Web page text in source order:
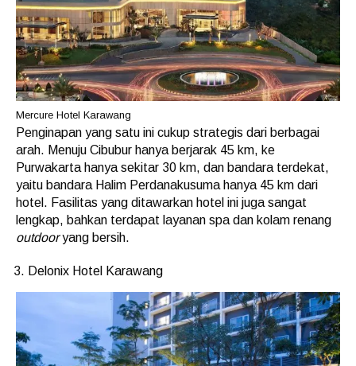
Mercure Hotel Karawang
Penginapan yang satu ini cukup strategis dari berbagai
arah. Menuju Cibubur hanya berjarak 45 km, ke
Purwakarta hanya sekitar 30 km, dan bandara terdekat,
yaitu bandara Halim Perdanakusuma hanya 45 km dari
hotel. Fasilitas yang ditawarkan hotel ini juga sangat
lengkap, bahkan terdapat layanan spa dan kolam renang
outdooryang bersih.
Delonix Hotel Karawang